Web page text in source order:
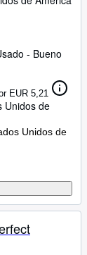
- Bueno
EUR 5,21
Unidos de
Unidos de